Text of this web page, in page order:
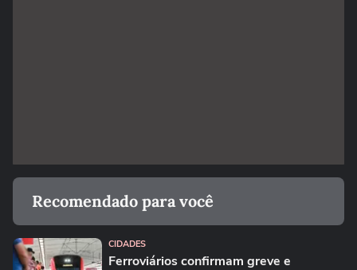
Recomendado para você
CIDADES
Ferroviários confirmam greve e